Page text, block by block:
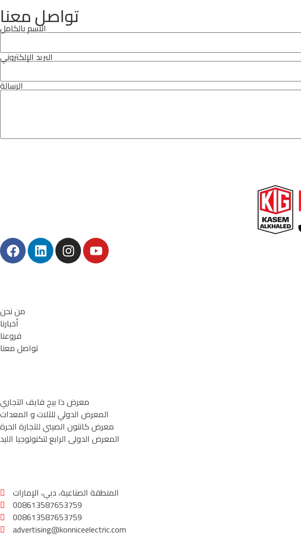
تواصل معنا
الاسم بالكامل
البريد الإلكتروني
الرسالة
من نحن
أخبارنا
فروعنا
تواصل معنا
معرض ذا بيج فايف التجاري
المعرض الدولي للآلات و المعدات
معرض كانتون الصيني للتجارة الحرة
المعرض الدولى الرابع لتكنولوجيا الليد
المنطقة الصناعية، دبي، الإمارات
008613587653759
008613587653759
advertising@konniceelectric.com